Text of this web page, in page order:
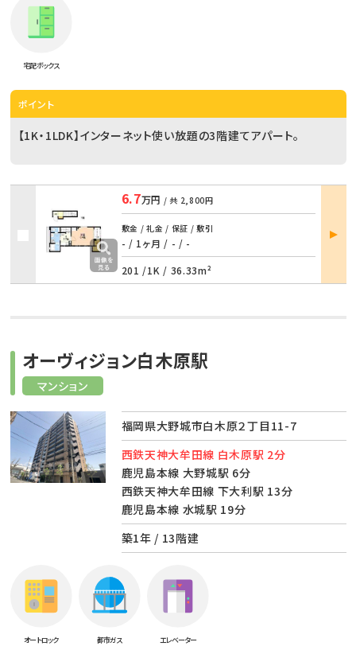
宅配ボックス
ポイント
【1K・1LDK】インターネット使い放題の3階建てアパート。
6.7万円 / 共 2,800円
敷金 / 礼金 / 保証 / 敷引
- / 1ヶ月 / - / -
201 /1K / 36.33m²
部屋
詳細
マンション
オーヴィジョン白木原駅
福岡県大野城市白木原２丁目11-7
西鉄天神大牟田線 白木原駅 2分
鹿児島本線 大野城駅 6分
西鉄天神大牟田線 下大利駅 13分
鹿児島本線 水城駅 19分
築1年 / 13階建
オートロック 都市ガス エレベーター